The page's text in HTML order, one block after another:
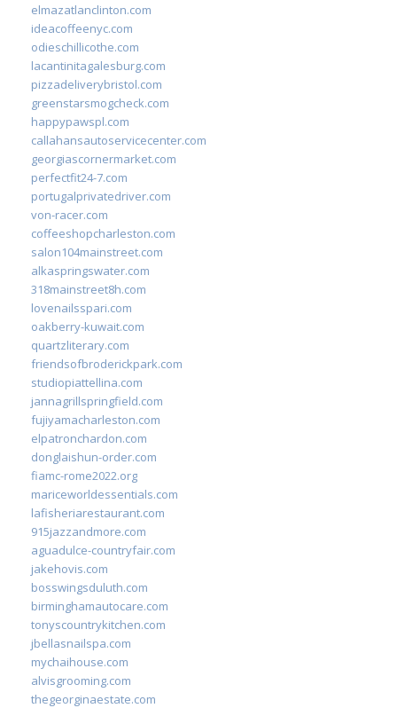
elmazatlanclinton.com
ideacoffeenyc.com
odieschillicothe.com
lacantinitagalesburg.com
pizzadeliverybristol.com
greenstarsmogcheck.com
happypawspl.com
callahansautoservicecenter.com
georgiascornermarket.com
perfectfit24-7.com
portugalprivatedriver.com
von-racer.com
coffeeshopcharleston.com
salon104mainstreet.com
alkaspringswater.com
318mainstreet8h.com
lovenailsspari.com
oakberry-kuwait.com
quartzliterary.com
friendsofbroderickpark.com
studiopiattellina.com
jannagrillspringfield.com
fujiyamacharleston.com
elpatronchardon.com
donglaishun-order.com
fiamc-rome2022.org
mariceworldessentials.com
lafisheriarestaurant.com
915jazzandmore.com
aguadulce-countryfair.com
jakehovis.com
bosswingsduluth.com
birminghamautocare.com
tonyscountrykitchen.com
jbellasnailspa.com
mychaihouse.com
alvisgrooming.com
thegeorginaestate.com